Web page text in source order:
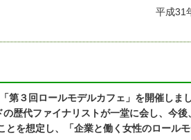
平成31
３回ロールモデルカフェ」を開催しまし
歴代ファイナリストが一堂に会し、今後
を想定し、「企業と働く女性のロール